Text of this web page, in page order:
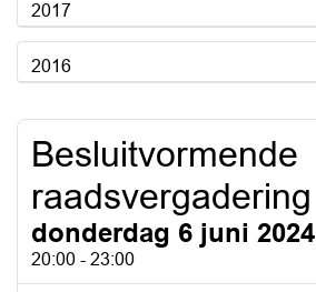
2017
2016
Besluitvormende
raadsvergadering
donderdag 6 juni 2024
20:00 - 23:00